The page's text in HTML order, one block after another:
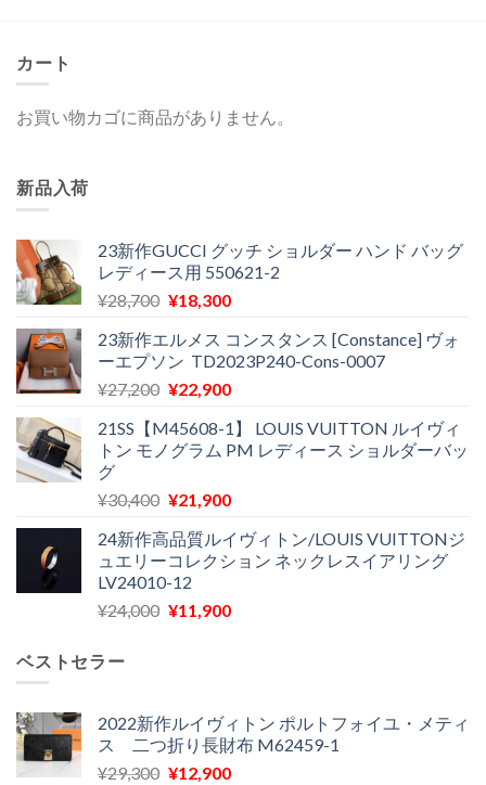
カート
お買い物カゴに商品がありません。
新品入荷
23新作GUCCI グッチ ショルダー ハンド バッグ
レディース用 550621-2
¥28,700 元
価
格
は
で
し
¥18,300現
の
価
格
¥18,300
で
23新作エルメス コンスタンス [Constance] ヴォ
ーエプソン TD2023P240-Cons-0007
¥27,200 元
価
格
¥27,200
し
た。
¥22,900現
の
価
は
で
す。
21SS【M45608-1】 LOUIS VUITTON ルイヴィ
トン モノグラム PM レディース ショルダーバッ
グ
¥30,400 元
価
格
は
¥30,400
¥21,900現
の
価
は
24新作高品質ルイヴィトン/LOUIS VUITTONジ
ュエリーコレクション ネックレスイアリング
LV24010-12
¥24,000 元
¥24,000
で
し
¥11,900現
は
¥11,900
で
ベストセラー
2022新作ルイヴィトン ポルトフォイユ・メティ
ス 二つ折り長財布 M62459-1
¥29,300 元
¥12,900現